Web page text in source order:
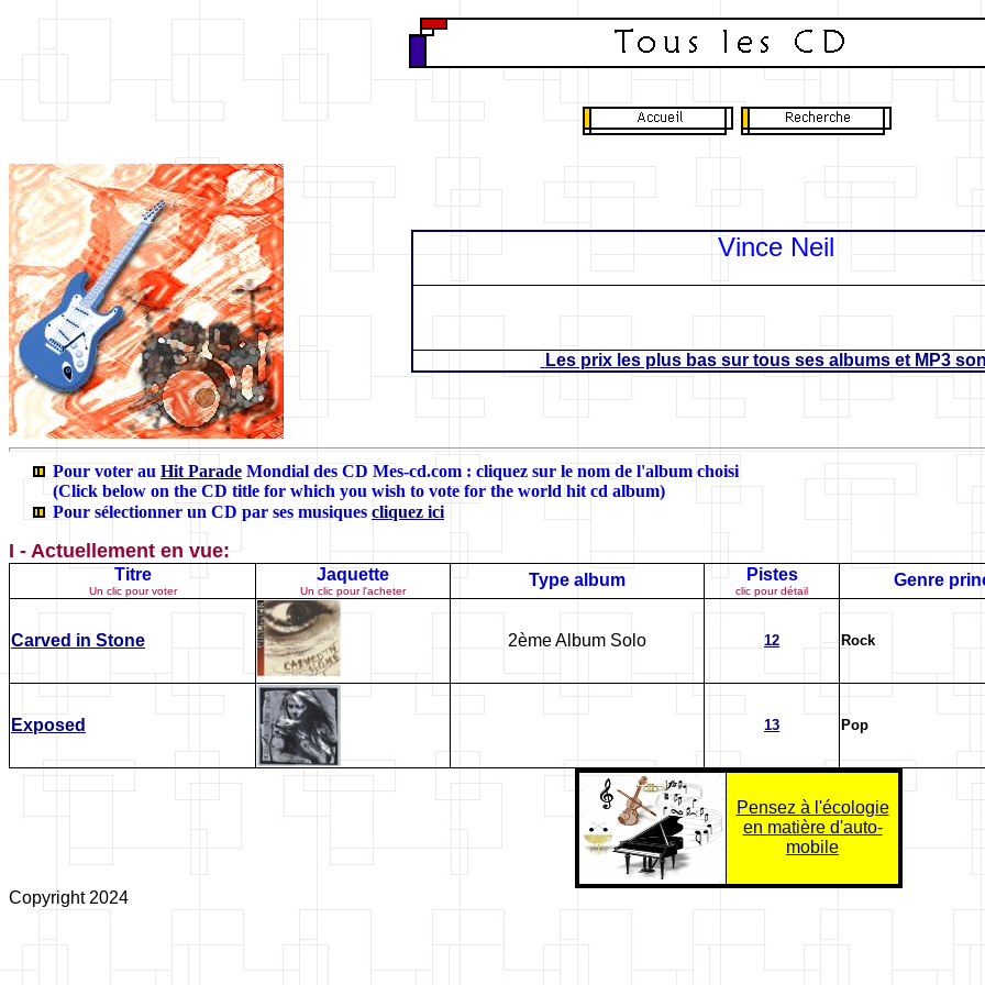
Vince Neil
Les prix les plus bas sur tous ses albums et MP3
Pour voter au Hit Parade Mondial des CD Mes-cd.com : cliquez sur le nom de l'album choisi
(Click below on the CD title for which you wish to vote for the world hit cd album)
Pour sélectionner un CD par ses musiques cliquez ici
I - Actuellement en vue:
Titre
Un clic pour voter
Jaquette
Un clic pour l'acheter
Type album Pistes
clic pour détail
Genre
Carved in Stone 2ème Album Solo 12 Rock
Exposed 13 Pop
Pensez à l'écologie
en matière d'auto-
mobile
Copyright 2024